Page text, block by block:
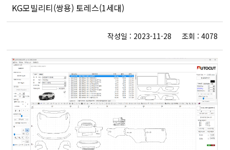
KG모빌리티(쌍용) 토레스(1세대)
작성일 : 2023-11-28 조회 : 4078